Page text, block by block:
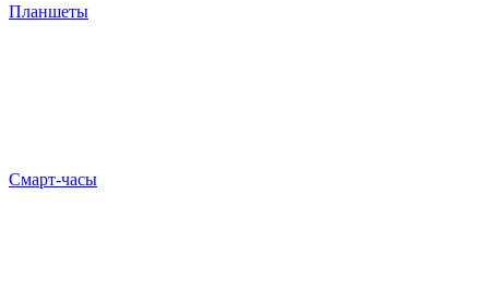
Планшеты
Смарт-часы